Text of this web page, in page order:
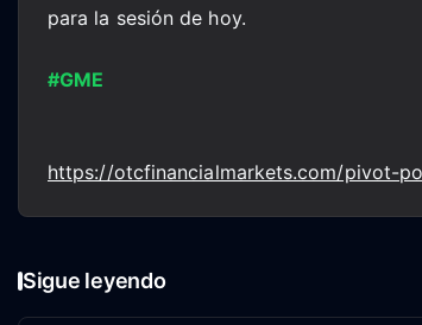
para la sesión de hoy.
#GME
https://otcfinancialmarkets.com/pivot-
Sigue leyendo